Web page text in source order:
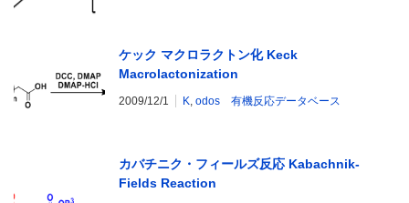
ケック マクロラクトン化 Keck
Macrolactonization
2009/12/1 K, odos 有機反応データベース
カバチニク・フィールズ反応 Kabachnik-
Fields Reaction